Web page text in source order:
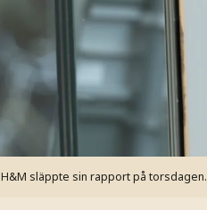
H&M släppte sin rapport på torsdagen.